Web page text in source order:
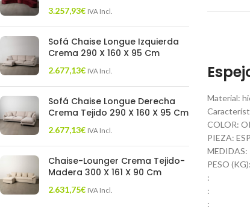
3.257,93€ IVA Incl.
Sofá Chaise Longue Izquierda
Crema 290 X 160 X 95 Cm
2.677,13€ IVA Incl.
Sofá Chaise Longue Derecha
Crema Tejido 290 X 160 X 95 Cm
2.677,13€ IVA Incl.
Chaise-Lounger Crema Tejido-
Madera 300 X 161 X 90 Cm
2.631,75€ IVA Incl.
Material:
COLOR:
PIEZA:
MEDIDAS:
PESO
:
:
: